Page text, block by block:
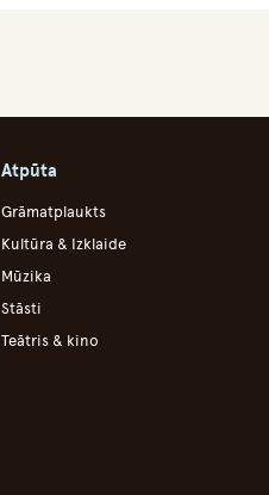
Atpūta
Grāmatplaukts
Kultūra & Izklaide
Mūzika
Stāsti
Teātris & kino